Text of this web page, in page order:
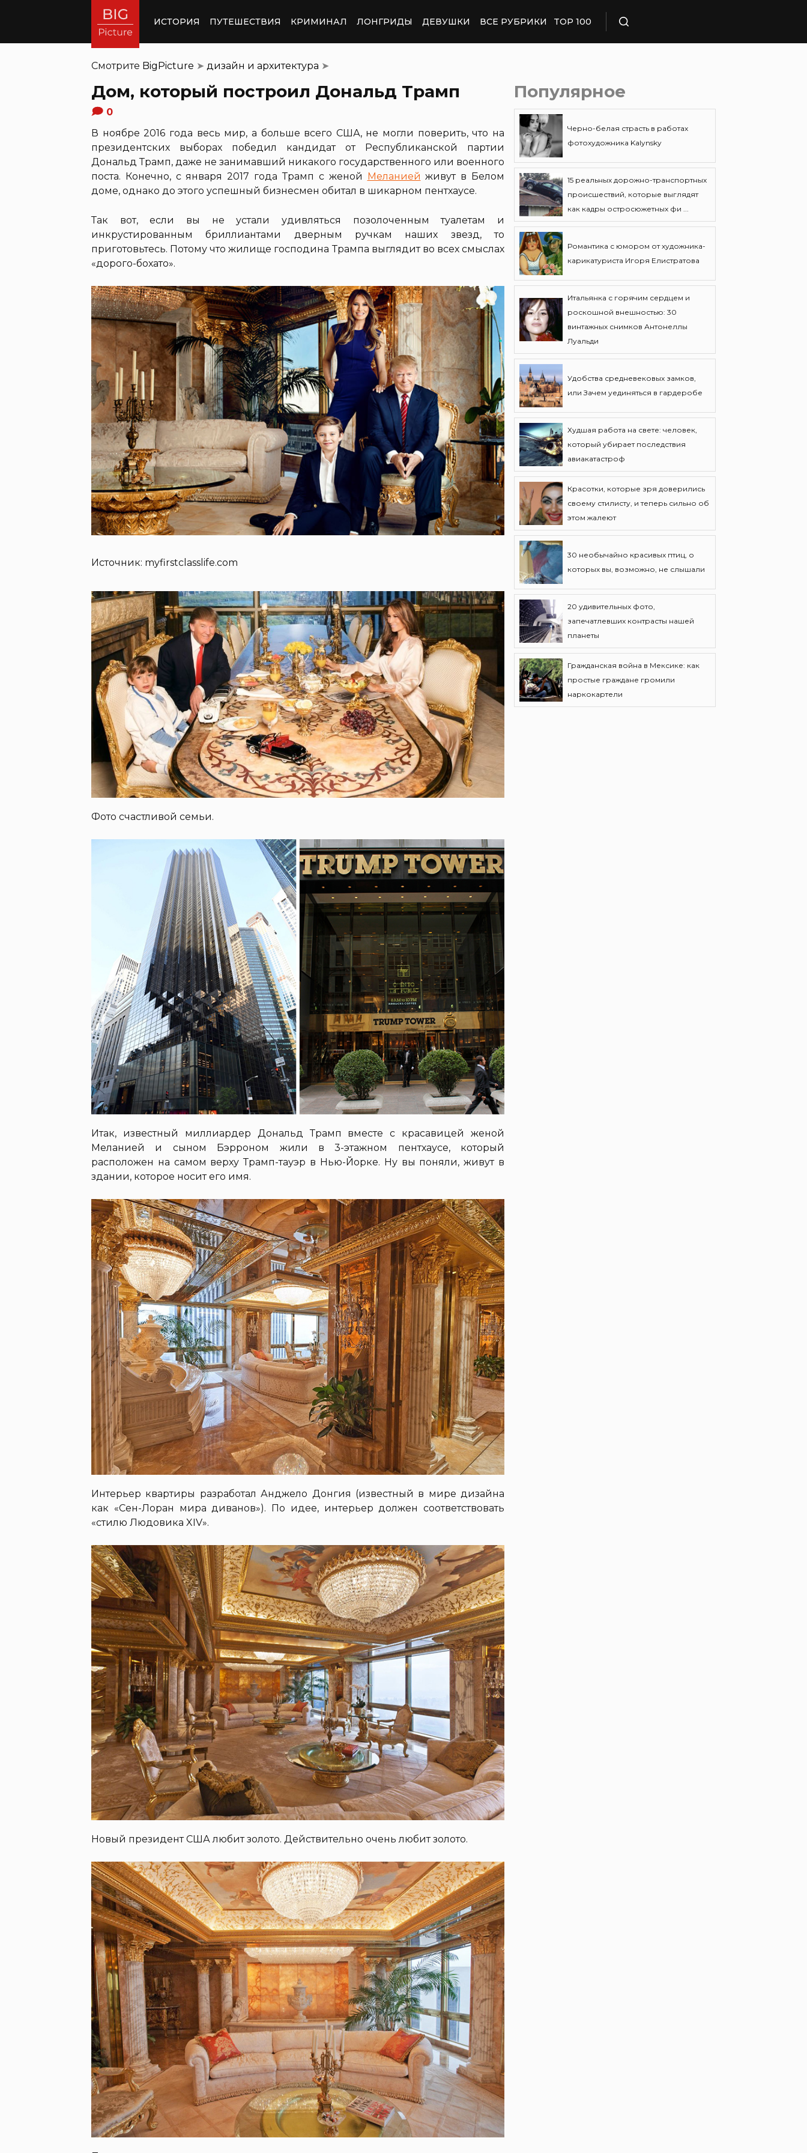
ИСТОРИЯ ПУТЕШЕСТВИЯ КРИМИНАЛ ЛОНГРИДЫ ДЕВУШКИ ВСЕ РУБРИКИ TOP 100
Смотрите BigPicture ➤ дизайн и архитектура ➤
Дом, который построил Дональд Трамп
0
В ноябре 2016 года весь мир, а больше всего США, не могли поверить, что на
президентских выборах победил кандидат от Республиканской партии
Дональд Трамп, даже не занимавший никакого государственного или военного
поста. Конечно, с января 2017 года Трамп с женой Меланией живут в Белом
доме, однако до этого успешный бизнесмен обитал в шикарном пентхаусе.
Так вот, если вы не устали удивляться позолоченным туалетам и
инкрустированным бриллиантами дверным ручкам наших звезд, то
приготовьтесь. Потому что жилище господина Трампа выглядит во всех смыслах
«дорого-бохато».
Источник: myfirstclasslife.com
Фото счастливой семьи.
Итак, известный миллиардер Дональд Трамп вместе с красавицей женой
Меланией и сыном Бэрроном жили в 3-этажном пентхаусе, который
расположен на самом верху Трамп-тауэр в Нью-Йорке. Ну вы поняли, живут в
здании, которое носит его имя.
Интерьер квартиры разработал Анджело Донгия (известный в мире дизайна
как «Сен-Лоран мира диванов»). По идее, интерьер должен соответствовать
«стилю Людовика XIV».
Новый президент США любит золото. Действительно очень любит золото.
Популярное
Черно-белая страсть в работах
фотохудожника Kalynsky
15 реальных дорожно-транспортных
происшествий, которые выглядят
как кадры остросюжетных фи ...
Романтика с юмором от художника-
карикатуриста Игоря Елистратова
Итальянка с горячим сердцем и
роскошной внешностью: 30
винтажных снимков Антонеллы
Луальди
Удобства средневековых замков,
или Зачем уединяться в гардеробе
Худшая работа на свете: человек,
который убирает последствия
авиакатастроф
Красотки, которые зря доверились
своему стилисту, и теперь сильно об
этом жалеют
30 необычайно красивых птиц, о
которых вы, возможно, не слышали
20 удивительных фото,
запечатлевших контрасты нашей
планеты
Гражданская война в Мексике: как
простые граждане громили
наркокартели